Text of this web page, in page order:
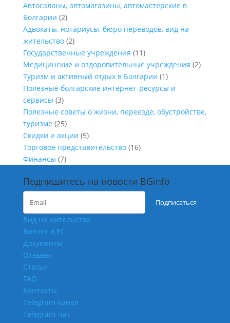
Автосалоны, автомагазины, автомастерские в
Болгарии (2)
Адвокаты, нотариусы, бюро переводов, вид на
жительство(2)
Государственные учреждения (11)
Медицинские и оздоровительные учреждения (2)
Туризм и активный отдых в Болгарии (1)
Полезные болгарские интернет-ресурсы и
сервисы (3)
Полезные советы о жизни, переезде, обустройстве,
туризме (25)
Скидки и акции (5)
Торговое представительство(16)
Финансы (7)
Подпишитесь на новости BGinfo
Подписаться
Вид на жительство
Бизнес в ЕС
Документы
Отзывы
Статьи
FAQ
Контакты
Telegram-канал
Telegram-чат